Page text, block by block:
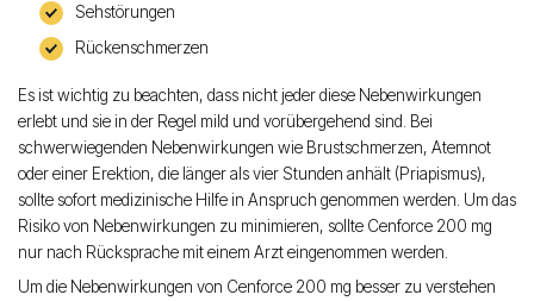
Sehstörungen
Rückenschmerzen
Es ist wichtig zu beachten, dass nicht jeder diese Nebenwirkungen
erlebt und sie in der Regel mild und vorübergehend sind. Bei
schwerwiegenden Nebenwirkungen wie Brustschmerzen, Atemnot
oder einer Erektion, die länger als vier Stunden anhält (Priapismus),
sollte sofort medizinische Hilfe in Anspruch genommen werden. Um das
Risiko von Nebenwirkungen zu minimieren, sollte Cenforce 200 mg
nur nach Rücksprache mit einem Arzt eingenommen werden.
Um die Nebenwirkungen von Cenforce 200 mg besser zu verstehen